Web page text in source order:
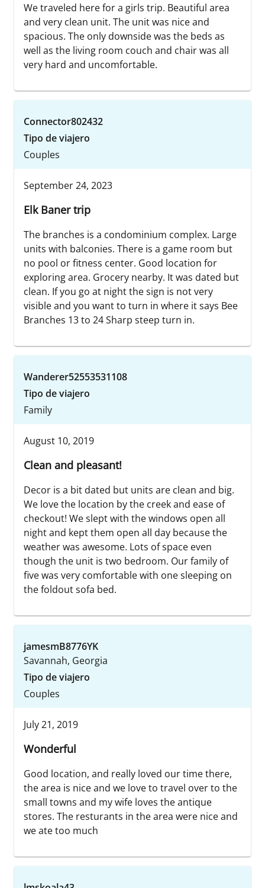
We traveled here for a girls trip. Beautiful area
and very clean unit. The unit was nice and
spacious. The only downside was the beds as
well as the living room couch and chair was all
very hard and uncomfortable.
Connector802432
Tipo de viajero
Couples
September 24, 2023
Elk Baner trip
The branches is a condominium complex. Large
units with balconies. There is a game room but
no pool or fitness center. Good location for
exploring area. Grocery nearby. It was dated but
clean. If you go at night the sign is not very
visible and you want to turn in where it says Bee
Branches 13 to 24 Sharp steep turn in.
Wanderer52553531108
Tipo de viajero
Family
August 10, 2019
Clean and pleasant!
Decor is a bit dated but units are clean and big.
We love the location by the creek and ease of
checkout! We slept with the windows open all
night and kept them open all day because the
weather was awesome. Lots of space even
though the unit is two bedroom. Our family of
five was very comfortable with one sleeping on
the foldout sofa bed.
jamesmB8776YK
Savannah, Georgia
Tipo de viajero
Couples
July 21, 2019
Wonderful
Good location, and really loved our time there,
the area is nice and we love to travel over to the
small towns and my wife loves the antique
stores. The resturants in the area were nice and
we ate too much